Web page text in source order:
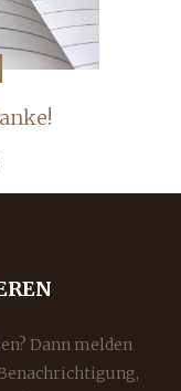
Dann melden